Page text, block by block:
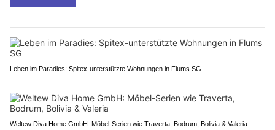
Leben im Paradies: Spitex-unterstützte Wohnungen in Flums SG
Weltew Diva Home GmbH: Möbel-Serien wie Traverta, Bodrum, Bolivia & Valeria